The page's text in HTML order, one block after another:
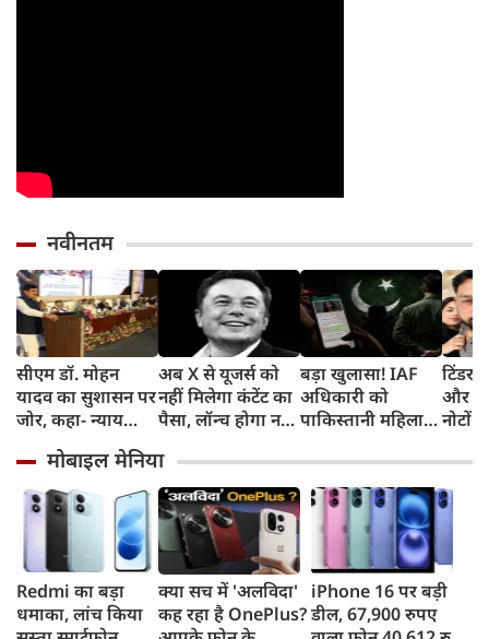
नवीनतम
सीएम डॉ. मोहन
यादव का सुशासन पर
जोर, कहा- न्याय
लिए प्रतिबद्ध है
सरकार
अब X से यूजर्स को
नहीं मिलेगा कंटेंट का
पैसा, लॉन्‍च होगा नया
शर्त
बड़ा खुलासा! IAF
अधिकारी को
पाकिस्तानी महिला
हनीट्रैफ का शिकार,
गिरफ्तार
टिंडर
और
नोटों
का
करोड़
मोबाइल मेनिया
Redmi का बड़ा
धमाका, लांच किया
क्या सच में 'अलविदा'
कह रहा है OnePlus?
iPhone 16 पर बड़ी
डील, 67,900 रुपए